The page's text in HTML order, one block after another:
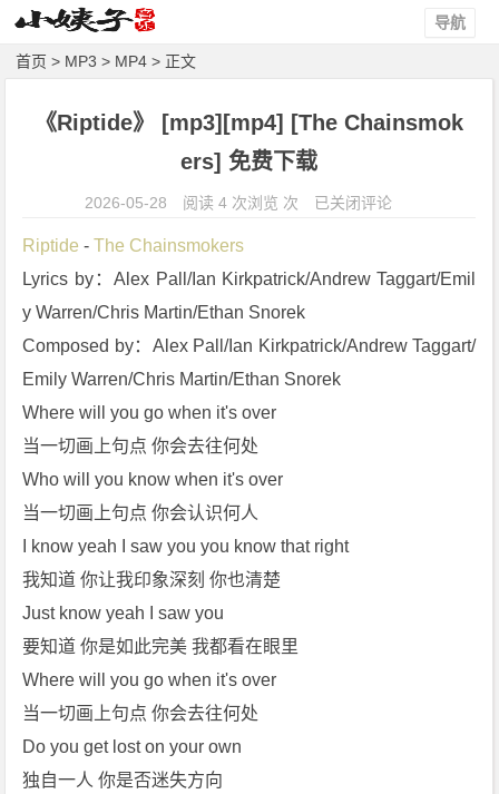
导航
首页 > MP3 > MP4 > 正文
《Riptide》 [mp3][mp4] [The Chainsmok
ers] 免费下载
2026-05-28 阅读 4 次浏览 次
《R
t
d
e》
4]
已关闭评论
Riptide - The Chainsmokers
Lyrics by：Alex Pall/Ian Kirkpatrick/Andrew Taggart/Emil
y Warren/Chris Martin/Ethan Snorek
Composed by：Alex Pall/Ian Kirkpatrick/Andrew Taggart/
Emily Warren/Chris Martin/Ethan Snorek
Where will you go when it's over
当一切画上句点 你会去往何处
Who will you know when it's over
当一切画上句点 你会认识何人
I know yeah I saw you you know that right
我知道 你让我印象深刻 你也清楚
Just know yeah I saw you
要知道 你是如此完美 我都看在眼里
Where will you go when it's over
当一切画上句点 你会去往何处
Do you get lost on your own
独自一人 你是否迷失方向